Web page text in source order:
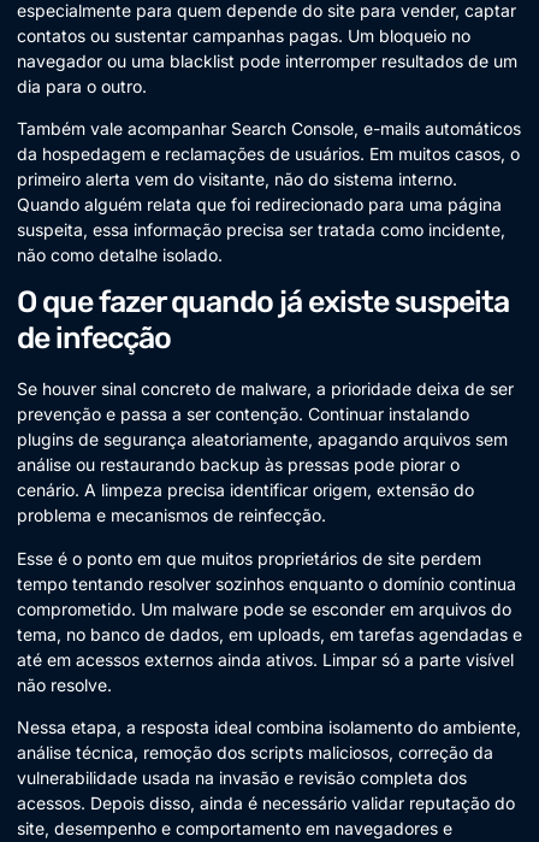
especialmente para quem depende do site para vender, captar
contatos ou sustentar campanhas pagas. Um bloqueio no
navegador ou uma blacklist pode interromper resultados de um
dia para o outro.
Também vale acompanhar Search Console, e-mails automáticos
da hospedagem e reclamações de usuários. Em muitos casos, o
primeiro alerta vem do visitante, não do sistema interno.
Quando alguém relata que foi redirecionado para uma página
suspeita, essa informação precisa ser tratada como incidente,
não como detalhe isolado.
O que fazer quando já existe suspeita
de infecção
Se houver sinal concreto de malware, a prioridade deixa de ser
prevenção e passa a ser contenção. Continuar instalando
plugins de segurança aleatoriamente, apagando arquivos sem
análise ou restaurando backup às pressas pode piorar o
cenário. A limpeza precisa identificar origem, extensão do
problema e mecanismos de reinfecção.
Esse é o ponto em que muitos proprietários de site perdem
tempo tentando resolver sozinhos enquanto o domínio continua
comprometido. Um malware pode se esconder em arquivos do
tema, no banco de dados, em uploads, em tarefas agendadas e
até em acessos externos ainda ativos. Limpar só a parte visível
não resolve.
Nessa etapa, a resposta ideal combina isolamento do ambiente,
análise técnica, remoção dos scripts maliciosos, correção da
vulnerabilidade usada na invasão e revisão completa dos
acessos. Depois disso, ainda é necessário validar reputação do
site, desempenho e comportamento em navegadores e